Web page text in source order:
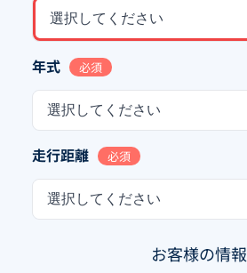
選択してください
年式 必須
選択してください
走行距離 必須
選択してください
お客様の情報